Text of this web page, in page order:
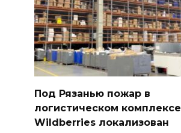
Под Рязанью пожар в
логистическом комплексе
Wildberries локализован